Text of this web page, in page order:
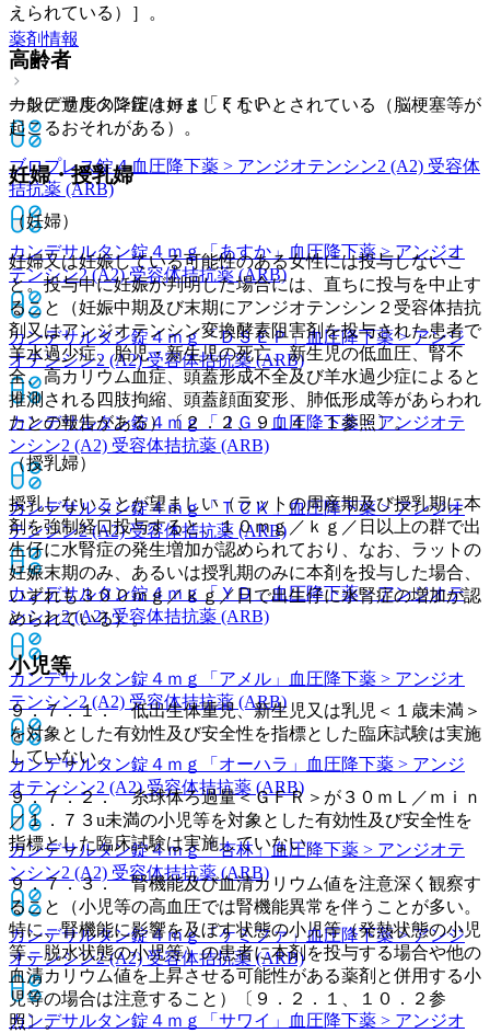
薬剤情報
カンデサルタン錠４ｍｇ「ＦＦＰ」
ブロプレス錠４血圧降下薬 > アンジオテンシン2 (A2) 受容体
拮抗薬 (ARB)
カンデサルタン錠４ｍｇ「あすか」 血圧降下薬 > アンジオ
テンシン2 (A2) 受容体拮抗薬 (ARB)
カンデサルタン錠４ｍｇ「ＤＳＥＰ」血圧降下薬 > アンジ
オテンシン2 (A2) 受容体拮抗薬 (ARB)
カンデサルタン錠４ｍｇ「ＪＧ」 血圧降下薬 > アンジオテ
ンシン2 (A2) 受容体拮抗薬 (ARB)
カンデサルタン錠４ｍｇ「ＴＣＫ」 血圧降下薬 > アンジオ
テンシン2 (A2) 受容体拮抗薬 (ARB)
カンデサルタン錠４ｍｇ「ＹＤ」血圧降下薬 > アンジオテ
ンシン2 (A2) 受容体拮抗薬 (ARB)
カンデサルタン錠４ｍｇ「アメル」
血圧降下薬 > アンジオ
テンシン2 (A2) 受容体拮抗薬 (ARB)
カンデサルタン錠４ｍｇ「オーハラ」
血圧降下薬 > アンジ
オテンシン2 (A2) 受容体拮抗薬 (ARB)
カンデサルタン錠４ｍｇ「杏林」血圧降下薬 > アンジオテ
ンシン2 (A2) 受容体拮抗薬 (ARB)
カンデサルタン錠４ｍｇ「ケミファ」血圧降下薬 > アンジ
オテンシン2 (A2) 受容体拮抗薬 (ARB)
カンデサルタン錠４ｍｇ「サワイ」
血圧降下薬 > アンジオ
えられている）］。
高齢者
一般に過度の降圧は好ましくないとされている（脳梗塞等が
起こるおそれがある）。
妊婦・授乳婦
（妊婦）
妊婦又は妊娠している可能性のある女性には投与しないこ
と。投与中に妊娠が判明した場合には、直ちに投与を中止す
ること（妊娠中期及び末期にアンジオテンシン２受容体拮抗
剤又はアンジオテンシン変換酵素阻害剤を投与された患者で
羊水過少症、胎児・新生児の死亡、新生児の低血圧、腎不
全、高カリウム血症、頭蓋形成不全及び羊水過少症によると
推測される四肢拘縮、頭蓋顔面変形、肺低形成等があらわれ
たとの報告がある）〔２．２、９．４．１参照〕。
（授乳婦）
授乳しないことが望ましい（ラットの周産期及び授乳期に本
剤を強制経口投与すると、１０ｍｇ／ｋｇ／日以上の群で出
生仔に水腎症の発生増加が認められており、なお、ラットの
妊娠末期のみ、あるいは授乳期のみに本剤を投与した場合、
いずれも３００ｍｇ／ｋｇ／日で出生仔に水腎症の増加が認
められている）。
小児等
９．７．１． 低出生体重児、新生児又は乳児＜１歳未満＞
を対象とした有効性及び安全性を指標とした臨床試験は実施
していない。
９．７．２． 糸球体ろ過量＜ＧＦＲ＞が３０ｍＬ／ｍｉｎ
／１．７３u未満の小児等を対象とした有効性及び安全性を
指標とした臨床試験は実施していない。
９．７．３． 腎機能及び血清カリウム値を注意深く観察す
ること（小児等の高血圧では腎機能異常を伴うことが多い。
特に、腎機能に影響を及ぼす状態の小児等（発熱状態の小児
等、脱水状態の小児等）の患者に本剤を投与する場合や他の
血清カリウム値を上昇させる可能性がある薬剤と併用する小
児等の場合は注意すること）〔９．２．１、１０．２参
照〕。